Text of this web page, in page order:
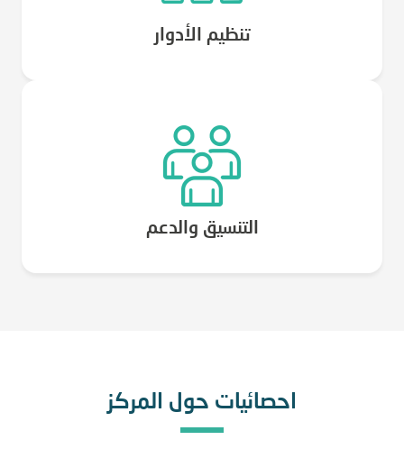
تنظيم الأدوار
التنسيق والدعم
احصائيات حول المركز